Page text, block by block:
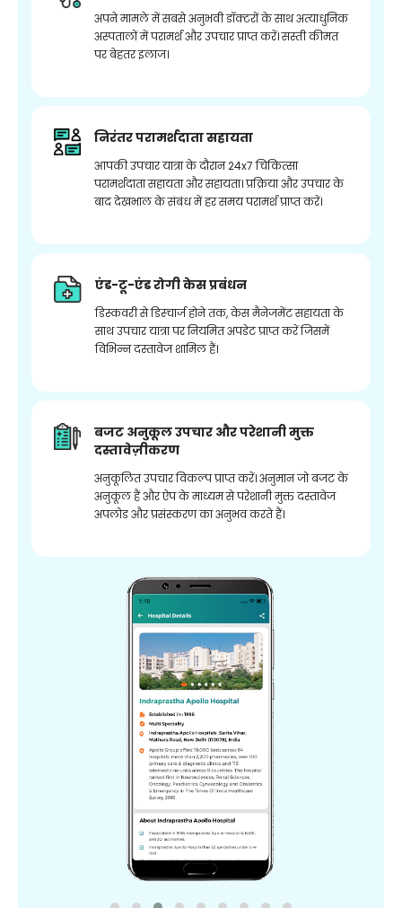
अपने मामले में सबसे अनुभवी डॉक्टरों के साथ अत्याधुनिक
अस्पतालों में परामर्श और उपचार प्राप्त करें। सस्ती कीमत
पर बेहतर इलाज।
निरंतर परामर्शदाता सहायता
आपकी उपचार यात्रा के दौरान 24x7 चिकित्सा
परामर्शदाता सहायता और सहायता। प्रक्रिया और उपचार के
बाद देखभाल के संबंध में हर समय परामर्श प्राप्त करें।
एंड-टू-एंड रोगी केस प्रबंधन
डिस्कवरी से डिस्चार्ज होने तक, केस मैनेजमेंट सहायता के
साथ उपचार यात्रा पर नियमित अपडेट प्राप्त करें जिसमें
विभिन्न दस्तावेज शामिल हैं।
बजट अनुकूल उपचार और परेशानी मुक्त
दस्तावेज़ीकरण
अनुकूलित उपचार विकल्प प्राप्त करें। अनुमान जो बजट के
अनुकूल हैं और ऐप के माध्यम से परेशानी मुक्त दस्तावेज
अपलोड और प्रसंस्करण का अनुभव करते हैं।